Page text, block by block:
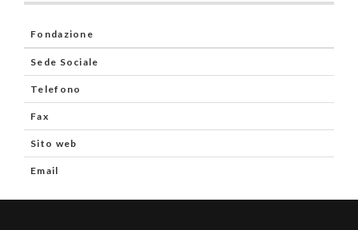
Fondazione
Sede Sociale
Telefono
Fax
Sito web
Email